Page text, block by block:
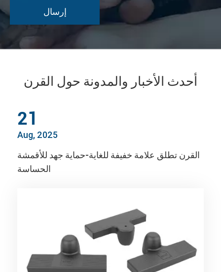
أحدث الأخبار والمدونة حول القرن
21
Aug, 2025
القرن تطلق علامة خفيفة للغاية-حماية جهد للأقمشة
الحساسة